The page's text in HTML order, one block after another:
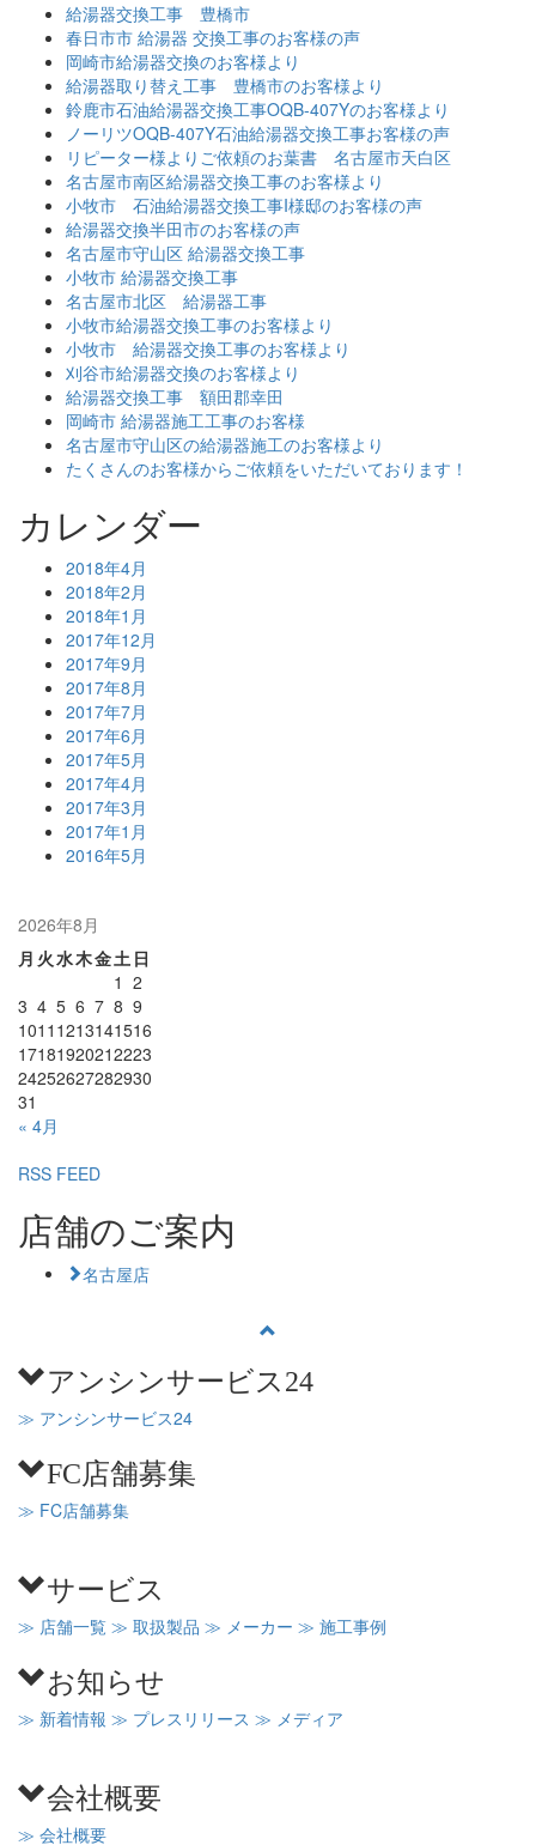
給湯器交換工事 豊橋市
春日市市 給湯器 交換工事のお客様の声
岡崎市給湯器交換のお客様より
給湯器取り替え工事 豊橋市のお客様より
鈴鹿市石油給湯器交換工事OQB-407Yのお客様より
ノーリツOQB-407Y石油給湯器交換工事お客様の声
リピーター様よりご依頼のお葉書 名古屋市天白区
名古屋市南区給湯器交換工事のお客様より
小牧市 石油給湯器交換工事I様邸のお客様の声
給湯器交換半田市のお客様の声
名古屋市守山区 給湯器交換工事
小牧市 給湯器交換工事
名古屋市北区 給湯器工事
小牧市給湯器交換工事のお客様より
小牧市 給湯器交換工事のお客様より
刈谷市給湯器交換のお客様より
給湯器交換工事 額田郡幸田
岡崎市 給湯器施工工事のお客様
名古屋市守山区の給湯器施工のお客様より
たくさんのお客様からご依頼をいただいております！
カレンダー
2018年4月
2018年2月
2018年1月
2017年12月
2017年9月
2017年8月
2017年7月
2017年6月
2017年5月
2017年4月
2017年3月
2017年1月
2016年5月
2026年8月
月 火水木金土 日
« 4月
1 2
3 4 5 6 7 8 9
1011 1213141516
17181920212223
24252627282930
31
RSS FEED
店舗のご案内
名古屋店
アンシンサービス24
≫ アンシンサービス24
FC店舗募集
≫ FC店舗募集
サービス
≫ 店舗一覧 ≫ 取扱製品 ≫ メーカー ≫ 施工事例
お知らせ
≫ 新着情報 ≫ プレスリリース ≫ メディア
会社概要
≫ 会社概要